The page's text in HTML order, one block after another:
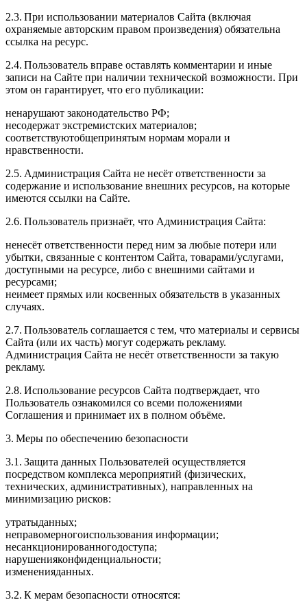
2.3. При использовании материалов Сайта (включая
охраняемые авторским правом произведения) обязательна
ссылка на ресурс.
2.4. Пользователь вправе оставлять комментарии и иные
записи на Сайте при наличии технической возможности. При
этом он гарантирует, что его публикации:
ненарушают законодательство РФ;
несодержат экстремистских материалов;
соответствуютобщепринятым нормам морали и
нравственности.
2.5. Администрация Сайта не несёт ответственности за
содержание и использование внешних ресурсов, на которые
имеются ссылки на Сайте.
2.6. Пользователь признаёт, что Администрация Сайта:
ненесёт ответственности перед ним за любые потери или
убытки, связанные с контентом Сайта, товарами/услугами,
доступными на ресурсе, либо с внешними сайтами и
ресурсами;
неимеет прямых или косвенных обязательств в указанных
случаях.
2.7. Пользователь соглашается с тем, что материалы и сервисы
Сайта (или их часть) могут содержать рекламу.
Администрация Сайта не несёт ответственности за такую
рекламу.
2.8. Использование ресурсов Сайта подтверждает, что
Пользователь ознакомился со всеми положениями
Соглашения и принимает их в полном объёме.
3. Меры по обеспечению безопасности
3.1. Защита данных Пользователей осуществляется
посредством комплекса мероприятий (физических,
технических, административных), направленных на
минимизацию рисков:
утратыданных;
неправомерногоиспользования информации;
несанкционированногодоступа;
нарушенияконфиденциальности;
измененияданных.
3.2. К мерам безопасности относятся: